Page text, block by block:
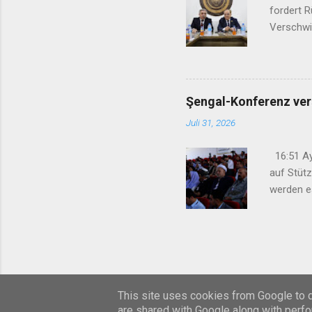
fordert
in
Şengal-Konferenz
Juli 31, 2026
16:51
auf
werden
This site uses cookies from Google to